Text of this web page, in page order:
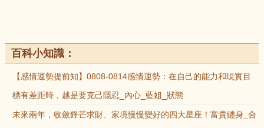
百科小知識：
【感情運勢提前知】0808-0814感情運勢：在自己的能力和現實目
標有差距時，越是要克己隱忍_內心_藍姐_狀態
未來兩年，收斂鋒芒求財、家境慢慢變好的四大星座！富貴纏身_合